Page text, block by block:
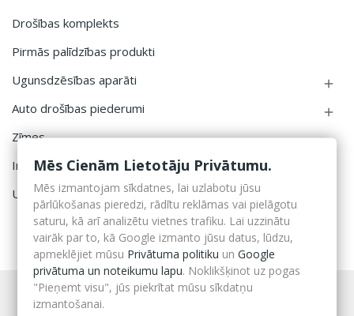
Drošības komplekts
Pirmās palīdzības produkti
Ugunsdzēsības aparāti

Auto drošības piederumi 
Zīmes
Individuālie aizsardzības līdzekļi
Ugunsdzēsības aparātu kastes
Mēs Cienām Lietotāju Privātumu.
Mēs izmantojam sīkdatnes, lai uzlabotu jūsu
pārlūkošanas pieredzi, rādītu reklāmas vai pielāgotu
saturu, kā arī analizētu vietnes trafiku. Lai uzzinātu
vairāk par to, kā Google izmanto jūsu datus, lūdzu,
apmeklējiet mūsu Privātuma politiku unGoogle
privātuma un noteikumu lapu. Noklikšķinot uz pogas
"Pieņemt visu", jūs piekrītat mūsu sīkdatņu
izmantošanai.